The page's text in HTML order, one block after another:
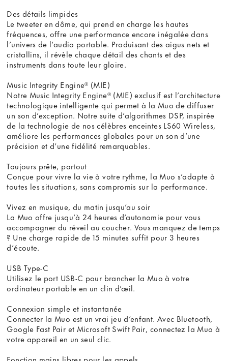
Des détails limpides
Le tweeter en dôme, qui prend en charge les hautes
fréquences, offre une performance encore inégalée dans
l’univers de l’audio portable. Produisant des aigus nets et
cristallins, il révèle chaque détail des chants et des
instruments dans toute leur gloire.
Music Integrity Engine® (MIE)
Notre Music Integrity Engine® (MIE) exclusif est l’architecture
technologique intelligente qui permet à la Muo de diffuser
un son d’exception. Notre suite d’algorithmes DSP, inspirée
de la technologie de nos célèbres enceintes LS60 Wireless,
améliore les performances globales pour un son d’une
précision et d’une fidélité remarquables.
Toujours prête, partout
Conçue pour vivre la vie à votre rythme, la Muo s’adapte à
toutes les situations, sans compromis sur la performance.
Vivez en musique, du matin jusqu’au soir
La Muo offre jusqu’à 24 heures d’autonomie pour vous
accompagner du réveil au coucher. Vous manquez de temps
? Une charge rapide de 15 minutes suffit pour 3 heures
d’écoute.
USB Type-C
Utilisez le port USB-C pour brancher la Muo à votre
ordinateur portable en un clin d’œil.
Connexion simple et instantanée
Connecter la Muo est un vrai jeu d’enfant. Avec Bluetooth,
Google Fast Pair et Microsoft Swift Pair, connectez la Muo à
votre appareil en un seul clic.